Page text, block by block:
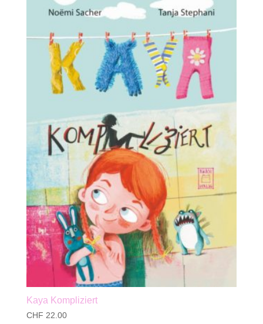
Kaya Kompliziert
CHF 22.00